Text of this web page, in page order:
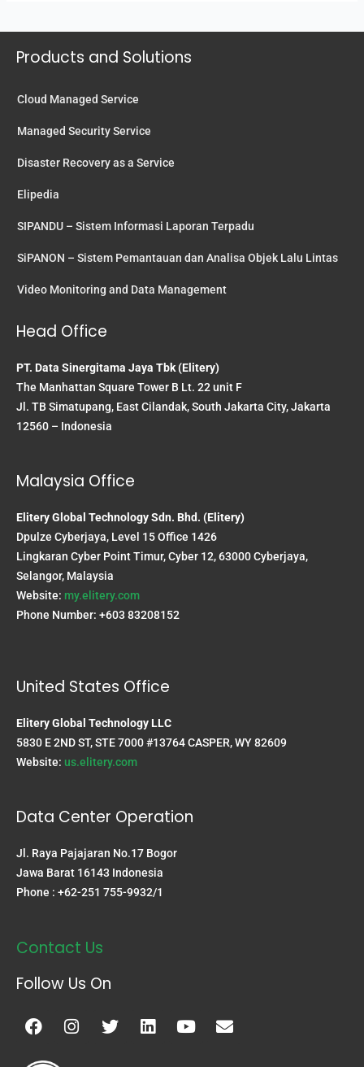
Products and Solutions
Cloud Managed Service
Managed Security Service
Disaster Recovery as a Service
Elipedia
SIPANDU – Sistem Informasi Laporan Terpadu
SiPANON – Sistem Pemantauan dan Analisa Objek Lalu Lintas
Video Monitoring and Data Management
Head Office
PT. Data Sinergitama Jaya Tbk (Elitery)
The Manhattan Square Tower B Lt. 22 unit F
Jl. TB Simatupang, East Cilandak, South Jakarta City, Jakarta
12560 – Indonesia
Malaysia Office
Elitery Global Technology Sdn. Bhd. (Elitery)
Dpulze Cyberjaya, Level 15 Office 1426
Lingkaran Cyber Point Timur, Cyber 12, 63000 Cyberjaya,
Selangor, Malaysia
Website: my.elitery.com
Phone Number: +603 83208152
United States Office
Elitery Global Technology LLC
5830 E 2ND ST, STE 7000 #13764 CASPER, WY 82609
Website: us.elitery.com
Data Center Operation
Jl. Raya Pajajaran No.17 Bogor
Jawa Barat 16143 Indonesia
Phone : +62-251 755-9932/1
Contact Us
Follow Us On
Facebook
Instagram
TwitterLinkedinYoutubeEnvelope